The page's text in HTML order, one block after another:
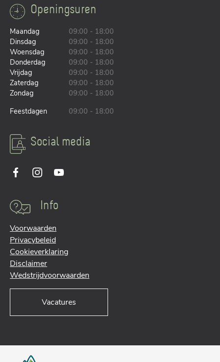
Openingsuren
Maandag
09:00 - 18:00
Dinsdag
09:00 - 18:00
Woensdag
09:00 - 18:00
Donderdag
09:00 - 18:00
Vrijdag
09:00 - 18:00
Zaterdag
09:00 - 18:00
Zondag
09:00 - 18:00
Feestdagen
09:00 - 18:00
Social media
Info
Voorwaarden
Privacybeleid
Cookieverklaring
Disclaimer
Wedstrijdvoorwaarden
Vacatures